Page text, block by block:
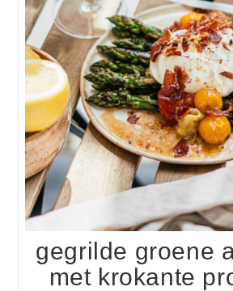
gegrilde groene
met krokante